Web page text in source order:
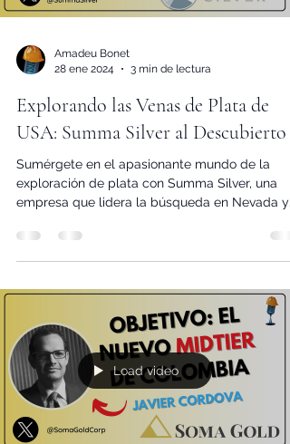
28 ene 2024
3 min de lectura
Explorando las Venas de Plata de
USA: Summa Silver al Descubierto
Sumérgete en el apasionante mundo de la
empresa que lidera la búsqueda en Nevada y
Nuevo...
Load video